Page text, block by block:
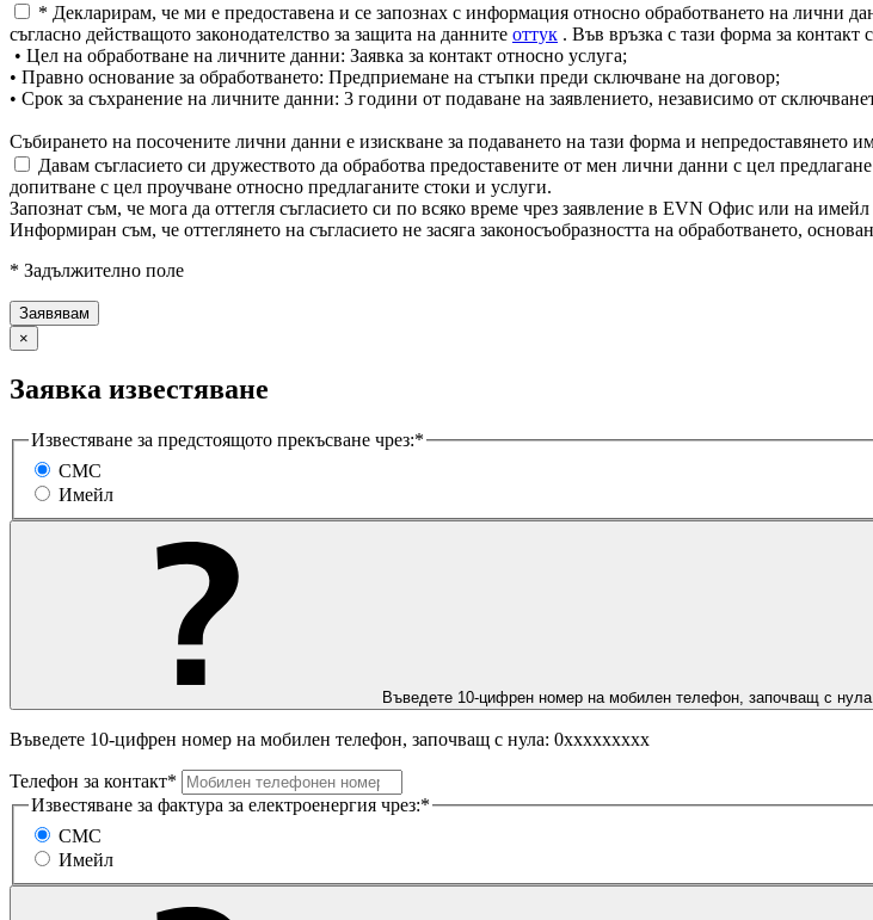
* Декларирам, че ми е предоставена и се запознах с информация относно обработването на лични
съгласно действащото законодателство за защита на данните оттук . Във връзка с тази форма за контакт
• Цел на обработване на личните данни: Заявка за контакт относно услуга;
• Правно основание за обработването: Предприемане на стъпки преди сключване на договор;
• Срок за съхранение на личните данни: 3 години от подаване на заявлението, независимо от
Събирането на посочените лични данни е изискване за подаването на тази форма и непредоставянето
Давам съгласието си дружеството да обработва предоставените от мен лични данни с цел
допитване с цел проучване относно предлаганите стоки и услуги.
Запознат съм, че мога да оттегля съгласието си по всяко време чрез заявление в EVN Офис или на имейл
Информиран съм, че оттеглянето на съгласието не засяга законосъобразността на обработването,
* Задължително поле
×
Заявка известяване
Известяване за предстоящото прекъсване чрез:*
СМС
Имейл
Въведете 10-цифрен номер на мобилен телефон, започващ с
Въведете 10-цифрен номер на мобилен телефон, започващ с нула: 0ххххххххх
Телефон за контакт*
Известяване за фактура за електроенергия чрез:*
СМС
Имейл